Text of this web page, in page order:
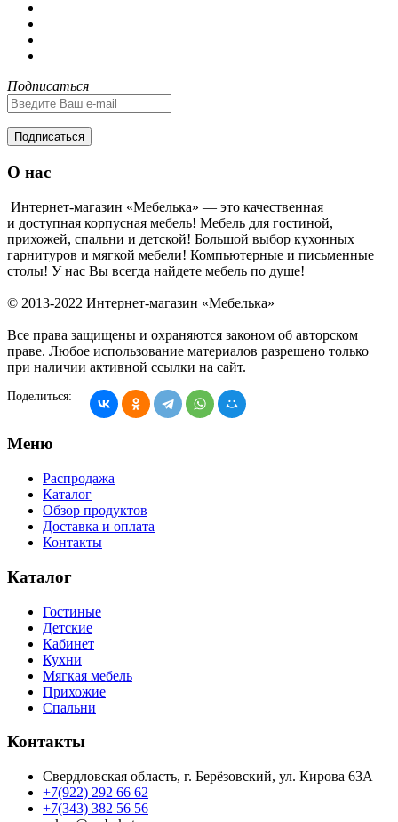
Подписаться
Подписаться
О нас
Интернет-магазин «Мебелька» — это качественная
и доступная корпусная мебель! Мебель для гостиной,
прихожей, спальни и детской! Большой выбор кухонных
гарнитуров и мягкой мебели! Компьютерные и письменные
столы! У нас Вы всегда найдете мебель по душе!
© 2013-2022 Интернет-магазин «Мебелька»
Все права защищены и охраняются законом об авторском
праве. Любое использование материалов разрешено только
при наличии активной ссылки на сайт.
Поделиться:
Меню
Распродажа
Каталог
Обзор продуктов
Доставка и оплата
Контакты
Каталог
Гостиные
Детские
Кабинет
Кухни
Мягкая мебель
Прихожие
Спальни
Контакты
Свердловская область, г. Берёзовский, ул. Кирова 63А
+7(922) 292 66 62
+7(343) 382 56 56